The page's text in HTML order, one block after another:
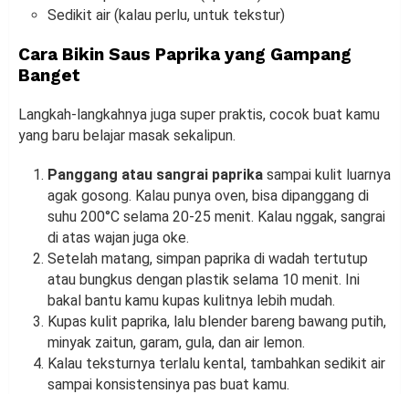
Sedikit air (kalau perlu, untuk tekstur)
Cara Bikin Saus Paprika yang Gampang
Banget
Langkah-langkahnya juga super praktis, cocok buat kamu
yang baru belajar masak sekalipun.
Panggang atau sangrai paprika sampai kulit luarnya
agak gosong. Kalau punya oven, bisa dipanggang di
suhu 200°C selama 20-25 menit. Kalau nggak, sangrai
di atas wajan juga oke.
Setelah matang, simpan paprika di wadah tertutup
atau bungkus dengan plastik selama 10 menit. Ini
bakal bantu kamu kupas kulitnya lebih mudah.
Kupas kulit paprika, lalu blender bareng bawang putih,
minyak zaitun, garam, gula, dan air lemon.
Kalau teksturnya terlalu kental, tambahkan sedikit air
sampai konsistensinya pas buat kamu.